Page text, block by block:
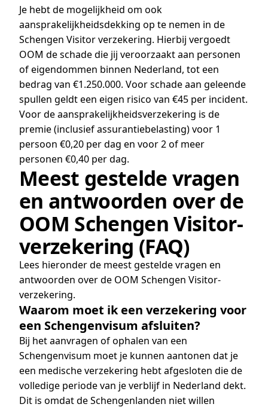
Je hebt de mogelijkheid om ook
aansprakelijkheidsdekking op te nemen in de
Schengen Visitor verzekering. Hierbij vergoedt
OOM de schade die jij veroorzaakt aan personen
of eigendommen binnen Nederland, tot een
bedrag van €1.250.000. Voor schade aan geleende
spullen geldt een eigen risico van €45 per incident.
Voor de aansprakelijkheidsverzekering is de
premie (inclusief assurantiebelasting) voor 1
persoon €0,20 per dag en voor 2 of meer
personen €0,40 per dag.
Meest gestelde vragen
en antwoorden over de
OOM Schengen Visitor-
verzekering (FAQ)
Lees hieronder de meest gestelde vragen en
antwoorden over de OOM Schengen Visitor-
verzekering.
Waarom moet ik een verzekering voor
een Schengenvisum afsluiten?
Bij het aanvragen of ophalen van een
Schengenvisum moet je kunnen aantonen dat je
een medische verzekering hebt afgesloten die de
volledige periode van je verblijf in Nederland dekt.
Dit is omdat de Schengenlanden niet willen